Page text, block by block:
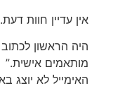
אין עדיין חוות דעת.
היה הראשון לכתוב
מותאמים אישית.”
האימייל לא יוצג